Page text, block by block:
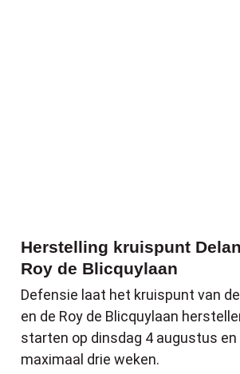
Herstelling kruispunt
Roy de Blicquylaan
Defensie laat het kruispunt van
en de Roy de Blicquylaan
starten op dinsdag 4 augustus en
maximaal drie weken.